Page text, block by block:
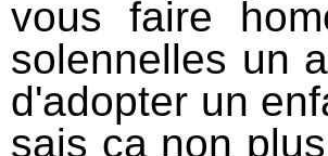
vous faire
solennelles un
d'adopter un
sais ça non